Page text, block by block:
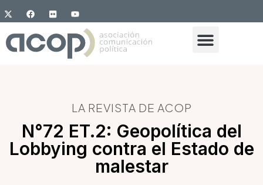
LA REVISTA DE ACOP
N°72 ET.2: Geopolítica del
Lobbying contra el Estado de
malestar